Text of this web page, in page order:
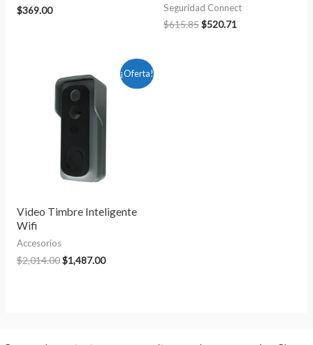
$369.00 Seguridad Connect
$615.85$520.71
¡Oferta!
Video Timbre Inteligente
Wifi
Accesorios
$2,014.00
precio
original
$2,014.00.
$1,487.00
precio